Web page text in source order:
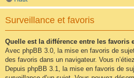
Surveillance et favoris
Quelle est la différence entre les favoris
Avec phpBB 3.0, la mise en favoris de
des favoris dans un navigateur. Vous
Depuis phpBB 3.1, la mise en favoris de